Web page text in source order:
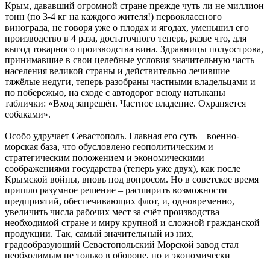
Крым, дававший огромной стране прежде чуть ли не миллион
тонн (по 3-4 кг на каждого жителя!) первоклассного
винограда, не говоря уже о плодах и ягодах, уменьшил его
производство в 4 раза, достаточного теперь, разве что, для
выгод товарного производства вина. Здравницы полуострова,
принимавшие в свои целебные условия значительную часть
населения великой страны и действительно лечившие
тяжёлые недуги, теперь разобраны частными владельцами и
по побережью, на сходе с автодорог всюду натыканы
таблички: «Вход запрещён. Частное владение. Охраняется
собаками».
Особо удручает Севастополь. Главная его суть – военно-
морская база, что обусловлено геополитическим и
стратегическим положением и экономическими
соображениями государства (теперь уже двух), как после
Крымской войны, вновь под вопросом. Но в советское время
пришло разумное решение – расширить возможности
предприятий, обеспечивающих флот, и, одновременно,
увеличить числа рабочих мест за счёт производства
необходимой стране и миру крупной и сложной гражданской
продукции. Так, самый значительный из них,
градообразующий Севастопольский Морской завод стал
необходимым не только в обороне, но и экономически